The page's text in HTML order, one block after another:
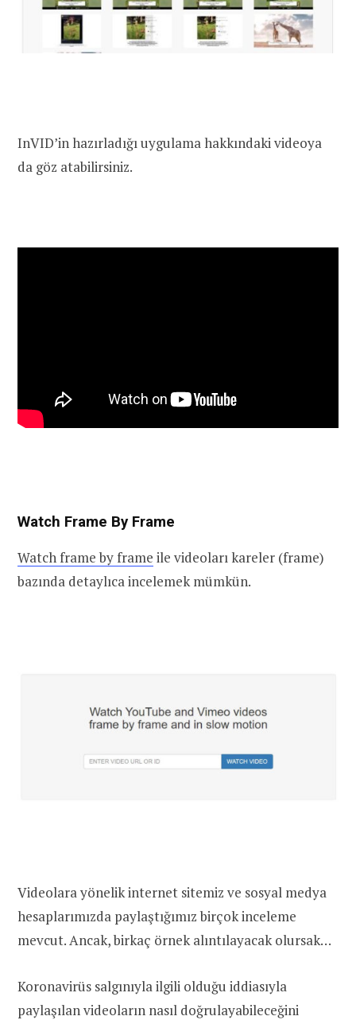
InVID’in hazırladığı uygulama hakkındaki videoya
da göz atabilirsiniz.
Watch Frame By Frame
Watch frame by frame ile videoları kareler (frame)
bazında detaylıca incelemek mümkün.
Videolara yönelik internet sitemiz ve sosyal medya
hesaplarımızda paylaştığımız birçok inceleme
mevcut. Ancak, birkaç örnek alıntılayacak olursak…
Koronavirüs salgınıyla ilgili olduğu iddiasıyla
paylaşılan videoların nasıl doğrulayabileceğini